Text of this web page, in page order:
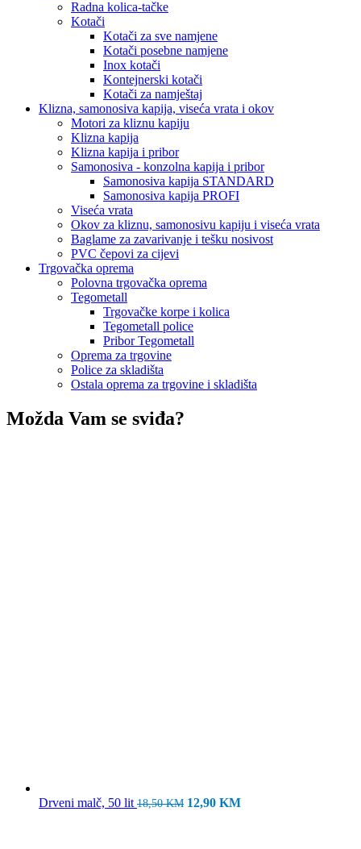
Radna kolica-tačke
Kotači
Kotači za sve namjene
Kotači posebne namjene
Inox kotači
Kontejnerski kotači
Kotači za namještaj
Klizna, samonosiva kapija, viseća vrata i okov
Motori za kliznu kapiju
Klizna kapija
Klizna kapija i pribor
Samonosiva - konzolna kapija i pribor
Samonosiva kapija STANDARD
Samonosiva kapija PROFI
Viseća vrata
Okov za kliznu, samonosivu kapiju i viseća vrata
Baglame za zavarivanje i tešku nosivost
PVC čepovi za cijevi
Trgovačka oprema
Polovna trgovačka oprema
Tegometall
Trgovačke korpe i kolica
Tegometall police
Pribor Tegometall
Oprema za trgovine
Police za skladišta
Ostala oprema za trgovine i skladišta
Možda Vam se sviđa?
Drveni malč, 50 lit 18,50KM Izvorna
12,90 KMTrenutna